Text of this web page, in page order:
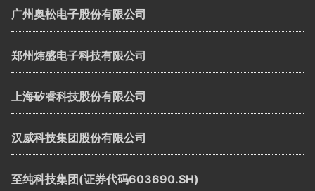
广州奥松电子股份有限公司
郑州炜盛电子科技有限公司
上海矽睿科技股份有限公司
汉威科技集团股份有限公司
至纯科技集团(证券代码603690.SH)